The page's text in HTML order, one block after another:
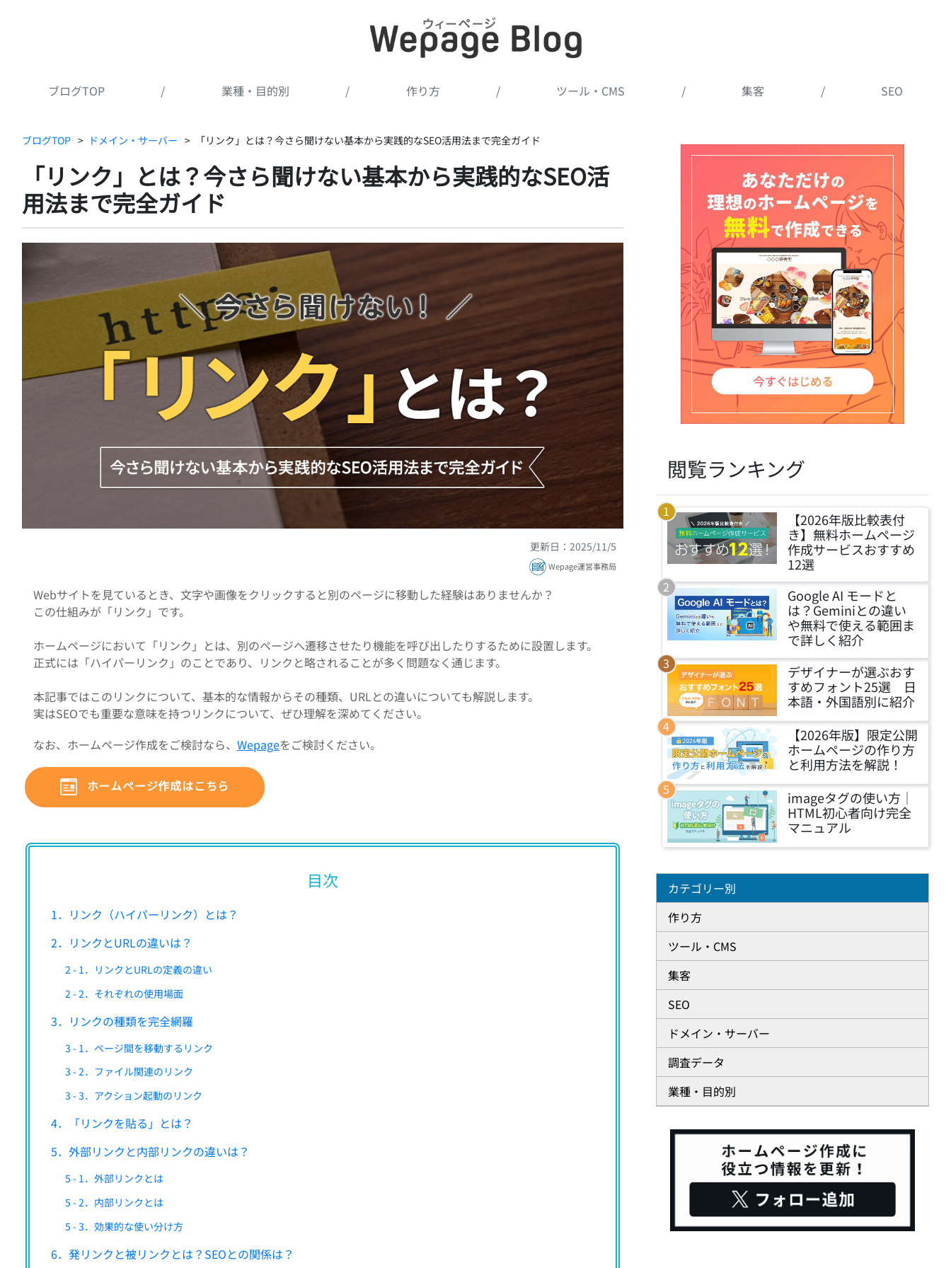
ブログTOP / 業種・目的別 / 作り方 / ツール・CMS / 集客 / SEO
ブログTOP ドメイン・サーバー 「リンク」とは？今さら聞けない基本から実践的なSEO活用法まで完全ガイド
「リンク」とは？今さら聞けない基本から実践的なSEO活
用法まで完全ガイド
更新日：2025/11/5
Wepage運営事務局
Webサイトを見ているとき、文字や画像をクリックすると別のページに移動した経験はありませんか？
この仕組みが「リンク」です。
ホームページにおいて「リンク」とは、別のページへ遷移させたり機能を呼び出したりするために設置します。
正式には「ハイパーリンク」のことであり、リンクと略されることが多く問題なく通じます。
本記事ではこのリンクについて、基本的な情報からその種類、URLとの違いについても解説します。
実はSEOでも重要な意味を持つリンクについて、ぜひ理解を深めてください。
なお、ホームページ作成をご検討なら、 Wepageをご検討ください。
ホームページ作成はこちら
目次
1．リンク（ハイパーリンク）とは？
2．リンクとURLの違いは？
2 - 1．リンクとURLの定義の違い
2 - 2．それぞれの使用場面
3．リンクの種類を完全網羅
3 - 1．ページ間を移動するリンク
3 - 2．ファイル関連のリンク
3 - 3．アクション起動のリンク
4．「リンクを貼る」とは？
5．外部リンクと内部リンクの違いは？
5 - 1．外部リンクとは
5 - 2．内部リンクとは
5 - 3．効果的な使い分け方
6．発リンクと被リンクとは？SEOとの関係は？
閲覧ランキング
【2026年版比較表付
き】無料ホームページ
作成サービスおすすめ
12選
Google AI モードと
は？Geminiとの違い
や無料で使える範囲ま
で詳しく紹介
デザイナーが選ぶおす
すめフォント25選 日
本語・外国語別に紹介
【2026年版】限定公開
ホームページの作り方
と利用方法を解説！
imageタグの使い方｜
HTML初心者向け完全
マニュアル
カテゴリー別
作り方
ツール・CMS
集客
SEO
ドメイン・サーバー
調査データ
業種・目的別